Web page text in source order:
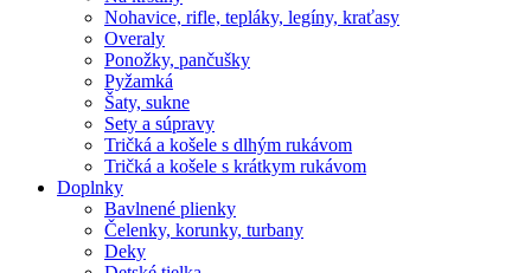
Nohavice, rifle, tepláky, legíny, kraťasy
Overaly
Ponožky, pančušky
Pyžamká
Šaty, sukne
Sety a súpravy
Tričká a košele s dlhým rukávom
Tričká a košele s krátkym rukávom
Doplnky
Bavlnené plienky
Čelenky, korunky, turbany
Deky